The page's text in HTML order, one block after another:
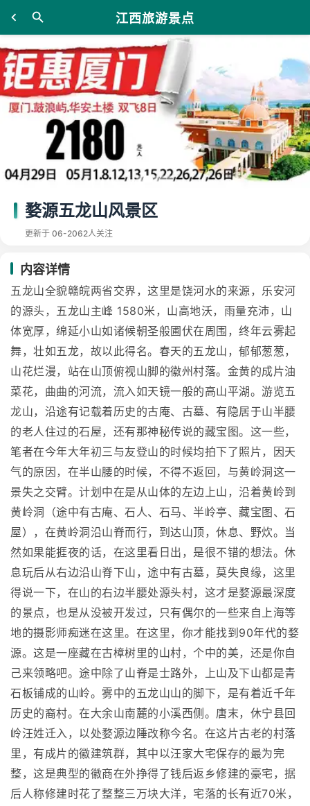
江西旅游景点
婺源五龙山风景区
更新于 06-2062人关注
内容详情
五龙山全貌赣皖两省交界，这里是饶河水的来源，乐安河
的源头，五龙山主峰 1580米，山高地沃，雨量充沛，山
体宽厚，绵延小山如诸候朝圣般圃伏在周围，终年云雾起
舞，壮如五龙，故以此得名。春天的五龙山，郁郁葱葱，
山花烂漫，站在山顶俯视山脚的徽州村落。金黄的成片油
菜花，曲曲的河流，流入如天镜一般的高山平湖。游览五
龙山，沿途有记载着历史的古庵、古墓、有隐居于山半腰
的老人住过的石屋，还有那神秘传说的藏宝图。这一些，
笔者在今年大年初三与友登山的时候均拍下了照片，因天
气的原因，在半山腰的时候，不得不返回，与黄岭洞这一
景失之交臂。计划中在是从山体的左边上山，沿着黄岭到
黄岭洞（途中有古庵、石人、石马、半岭亭、藏宝图、石
屋），在黄岭洞沿山脊而行，到达山顶，休息、野炊。当
然如果能捱夜的话，在这里看日出，是很不错的想法。休
息玩后从右边沿山脊下山，途中有古墓，莫失良缘，这里
得说一下，在山的右边半腰处源头村，这才是婺源最深度
的景点，也是从没被开发过，只有偶尔的一些来自上海等
地的摄影师痴迷在这里。在这里，你才能找到90年代的婺
源。这是一座藏在古樟树里的山村，个中的美，还是你自
己来领略吧。途中除了山脊是士路外，上山及下山都是青
石板铺成的山岭。雾中的五龙山山的脚下，是有着近千年
历史的裔村。在大余山南麓的小溪西侧。唐末，休宁县回
岭汪姓迁入，以处婺源边陲改称今名。在这片古老的村落
里，有成片的徽建筑群，其中以汪家大宅保存的最为完
整，这是典型的徽商在外挣得了钱后返乡修建的豪宅，据
后人称修建时花了整整三万块大洋，宅落的长有近70米，